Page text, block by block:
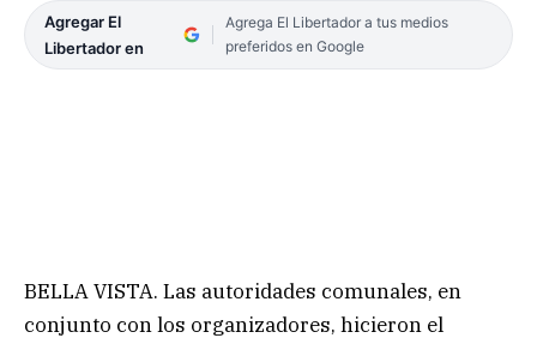
Agregar El
Libertador en
Agrega El Libertador a tus medios
preferidos en Google
BELLA VISTA. Las autoridades comunales, en
conjunto con los organizadores, hicieron el